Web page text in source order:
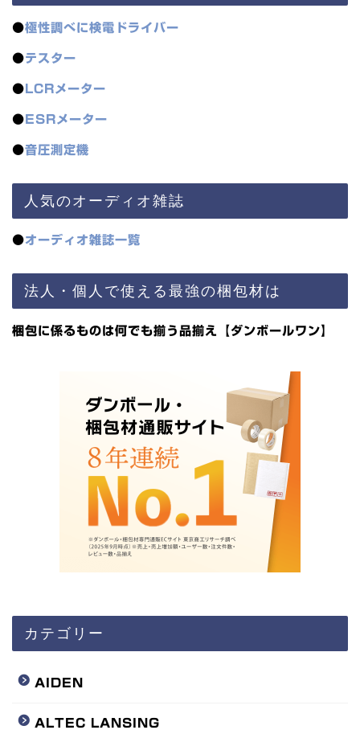
●極性調べに検電ドライバー
●テスター
● LCRメーター
● ESRメーター
●音圧測定機
人気のオーディオ雑誌
●オーディオ雑誌一覧
法人・個人で使える最強の梱包材は
梱包に係るものは何でも揃う品揃え【ダンボールワン】
カテゴリー
AIDEN
ALTEC LANSING